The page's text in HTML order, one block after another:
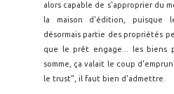
alors capable de s'approprier du
la maison d'édition,
désormais partie des propriétés
que le prêt engage... les biens
somme, ça valait le coup
le trust", il faut bien d'admettre.